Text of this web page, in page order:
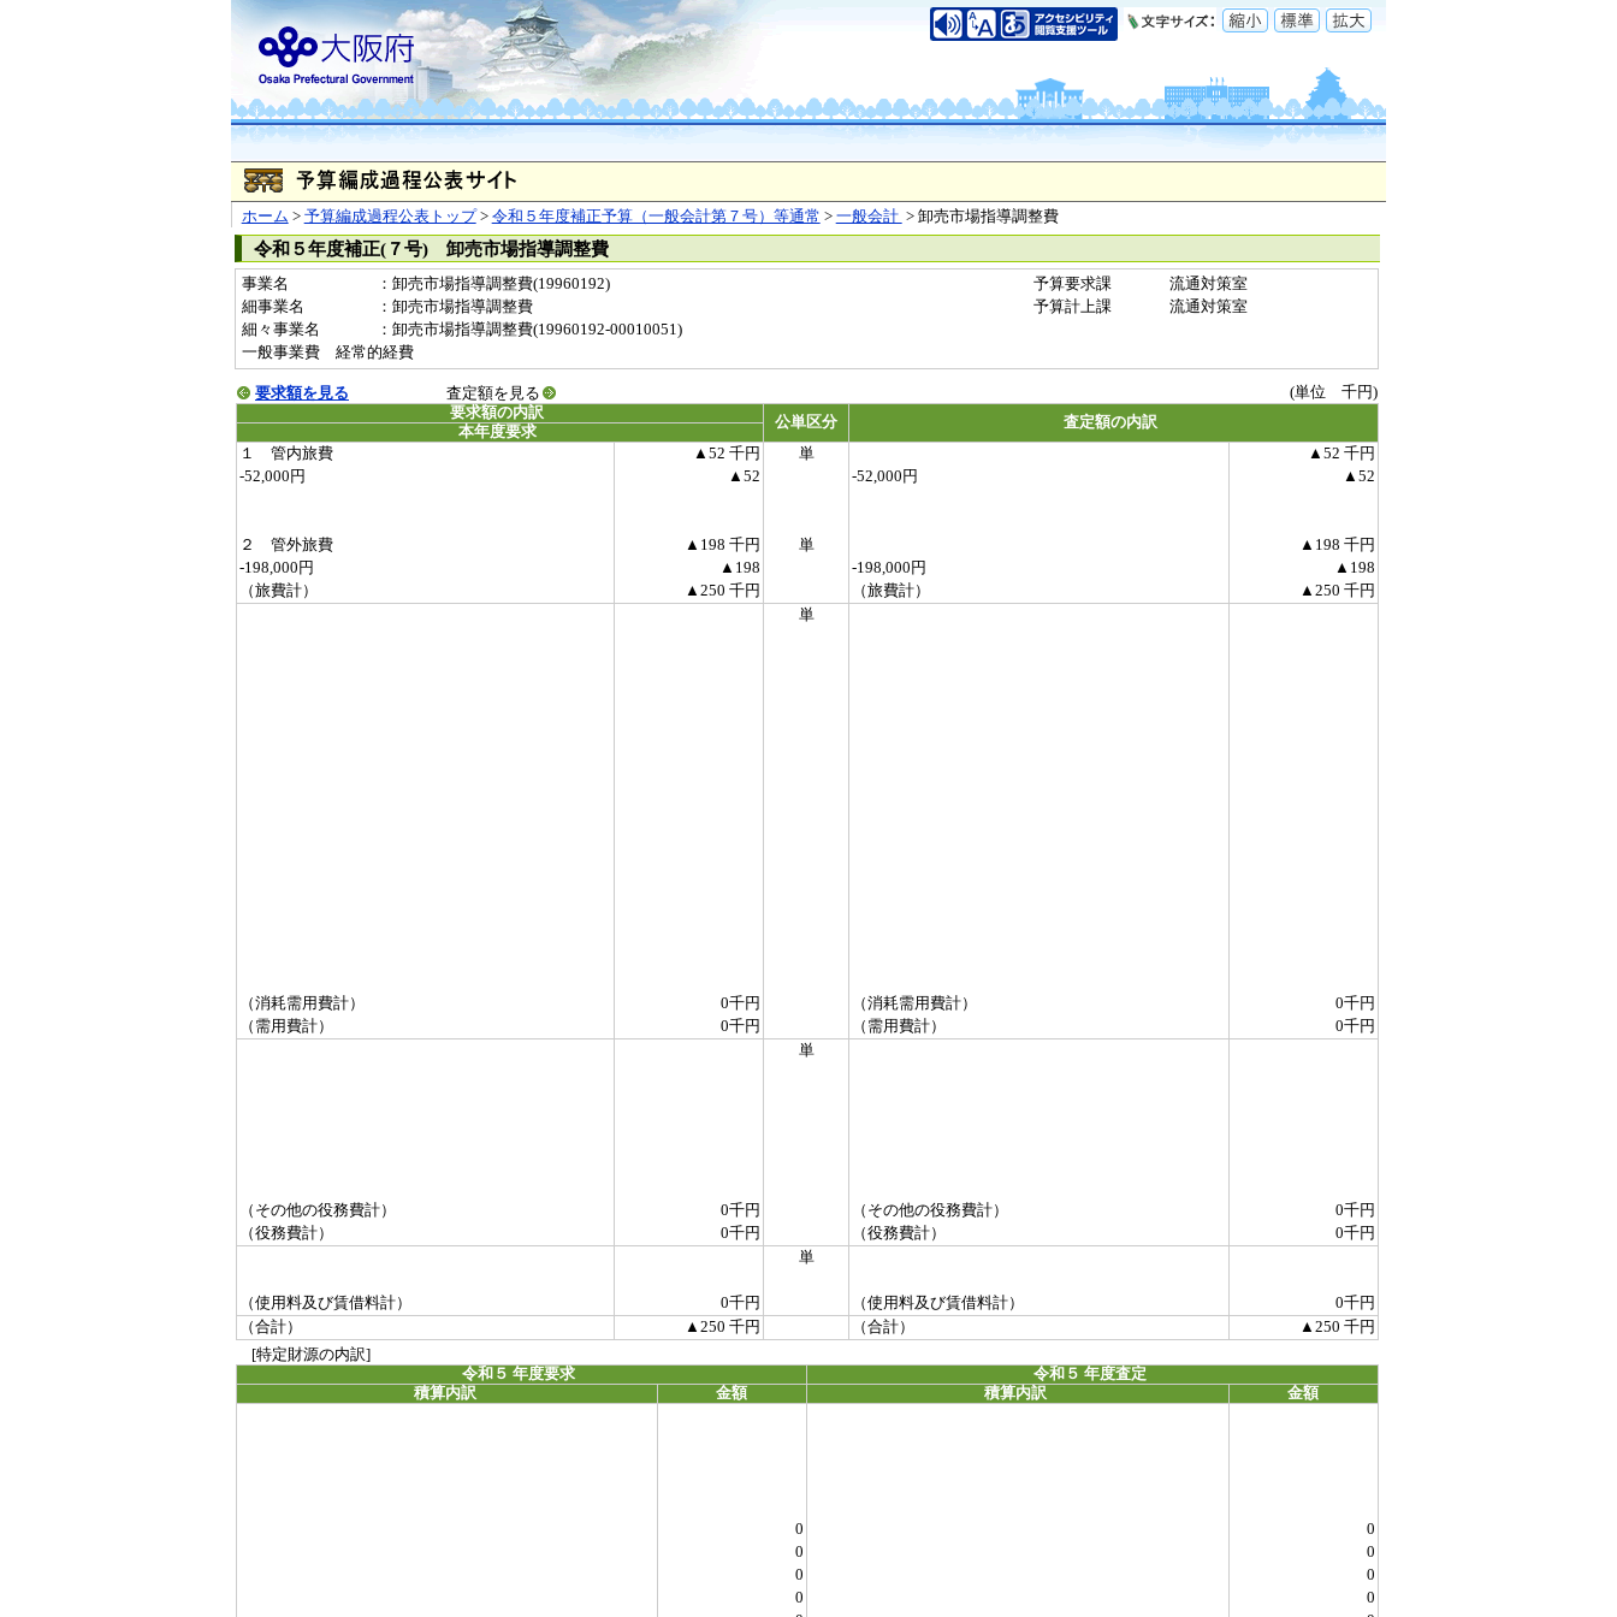
ホーム > 予算編成過程公表トップ> 令和５年度補正予算（一般会計第７号）等通常 > 一般会計 > 卸売市場指導調整費
令和５年度補正(７号) 卸売市場指導調整費
事業名 ：卸売市場指導調整費(19960192) 予算要求課
流通対策室
細事業名
：卸売市場指導調整費 予算計上課
流通対策室
細々事業名
：卸売市場指導調整費(19960192-00010051)
一般事業費 経常的経費
要求額を見る 査定額を見る
(単位 千円)
要求額の内訳
公単区分 査定額の内訳
本年度要求
１ 管内旅費
▲52 千円 単
▲52 千円
-52,000円
▲52 -52,000円 ▲52
２ 管外旅費 ▲198 千円 単
▲198 千円
-198,000円
▲198 -198,000円
▲198
（旅費計）
▲250 千円 （旅費計）
▲250 千円
単
（消耗需用費計） 0千円 （消耗需用費計）
0千円
（需用費計）
0千円 （需用費計）
0千円
単
（その他の役務費計） 0千円 （その他の役務費計）
0千円
（役務費計）
0千円 （役務費計）
0千円
単
（使用料及び賃借料計） 0千円 （使用料及び賃借料計）
0千円
（合計）
▲250 千円 （合計）
▲250 千円
[特定財源の内訳]
令和５ 年度要求
令和５ 年度査定
積算内訳
金額 積算内訳 金額
0
0
0
0
0
0
0
0